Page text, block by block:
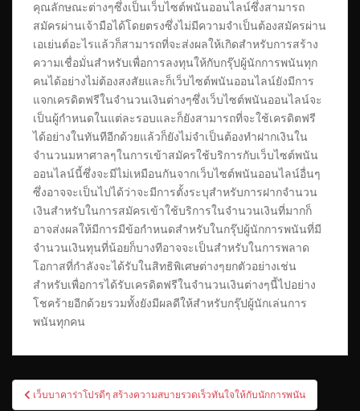
คุณลักษณะต่างๆซึ่งเป็นเว็บไซต์พนันออนไลน์ซึ่งสามารถ
สมัครผ่านเจ้ามือได้โดยตรงซึ่งไม่มีความจำเป็นต้องสมัครผ่าน
เอเย่นต์อะไรแล้วก็สามารถที่จะส่งผลให้เกิดสำหรับการสร้าง
ความเชื่อมั่นสำหรับเพื่อการลงทุนให้กับกรุ๊ปผู้นักการพนันทุก
คนได้อย่างไม่ต้องสงสัยและก็เว็บไซต์พนันออนไลน์ยังมีการ
แจกเครดิตฟรีในจำนวนเงินต่างๆซึ่งเว็บไซต์พนันออนไลน์จะ
เป็นผู้กำหนดในแต่ละรอบและก็ยังสามารถที่จะใช้เครดิตฟรี
ได้อย่างในทันทีอีกด้วยแล้วก็ยังไม่จำเป็นต้องทำฝากเงินใน
จำนวนมหาศาลๆในการเข้าสมัครใช้บริการกับเว็บไซต์พนัน
ออนไลน์นี้ซึ่งจะมีไม่เหมือนกันจากเว็บไซต์พนันออนไลน์อื่นๆ
ซึ่งอาจจะเป็นไปได้ว่าจะมีการตั้งระบุสำหรับการฝากจำนวน
เงินสำหรับในการสมัครเข้าใช้บริการในจำนวนเงินที่มากก็
อาจส่งผลให้มีการมีข้อกำหนดสำหรับในกรุ๊ปผู้นักการพนันที่มี
จำนวนเงินทุนที่น้อยก็บางทีอาจจะเป็นสำหรับในการพลาด
โอกาสที่กำลังจะได้รับในสิทธิพิเศษต่างๆยกตัวอย่างเช่น
สำหรับเพื่อการได้รับเครดิตฟรีในจำนวนเงินต่างๆนี้ไปอย่าง
โชคร้ายอีกด้วยรวมทั้งยังมีผลดีให้สำหรับกรุ๊ปผู้นักเล่นการ
พนันทุกคน
เมนูเว็บบาคาร่าโปรดีๆ สร้างความสบายรวดเร็วทันใจให้กับนักการพนัน